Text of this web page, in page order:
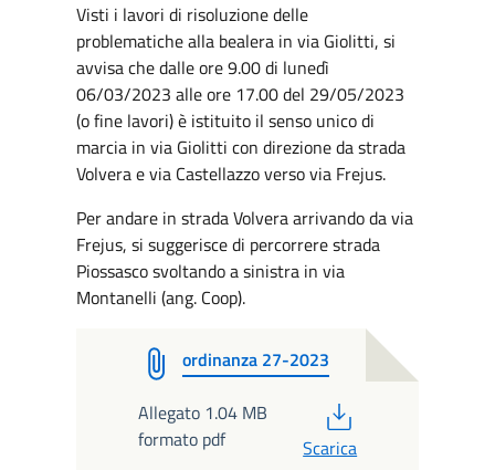
Visti i lavori di risoluzione delle
problematiche alla bealera in via Giolitti, si
avvisa che dalle ore 9.00 di lunedì
06/03/2023 alle ore 17.00 del 29/05/2023
(o fine lavori) è istituito il senso unico di
marcia in via Giolitti con direzione da strada
Volvera e via Castellazzo verso via Frejus.
Per andare in strada Volvera arrivando da via
Frejus, si suggerisce di percorrere strada
Piossasco svoltando a sinistra in via
Montanelli (ang. Coop).
ordinanza 27-2023
Allegato 1.04 MB
formato pdf
Scarica